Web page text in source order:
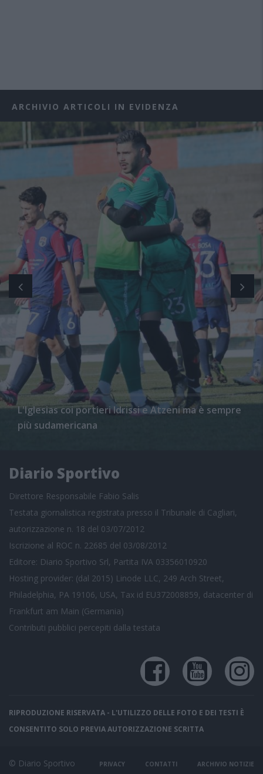
ARCHIVIO ARTICOLI IN EVIDENZA
L'Iglesias coi portieri Idrissi e Atzeni ma è sempre
più sudamericana
Diario Sportivo
Direttore Responsabile Fabio Salis
Testata giornalistica registrata presso il Tribunale di Cagliari,
autorizzazione n. 18 del 03/07/2012
Iscrizione al ROC n. 22685 del 03/08/2012
Editore: Diario Sportivo Srl, Partita IVA 03356010920
Hosting provider: (dal 2015) Linode LLC, 249 Arch Street,
Philadelphia, PA 19106, USA, Tax id EU372008859, datacenter di
Frankfurt am Main (Germania)
Contributi pubblici percepiti dalla testata
RIPRODUZIONE RISERVATA - L'UTILIZZO DELLE FOTO E DEI TESTI È
CONSENTITO SOLO PREVIA AUTORIZZAZIONE SCRITTA
© Diario Sportivo PRIVACY CONTATTI ARCHIVIO NOTIZIE